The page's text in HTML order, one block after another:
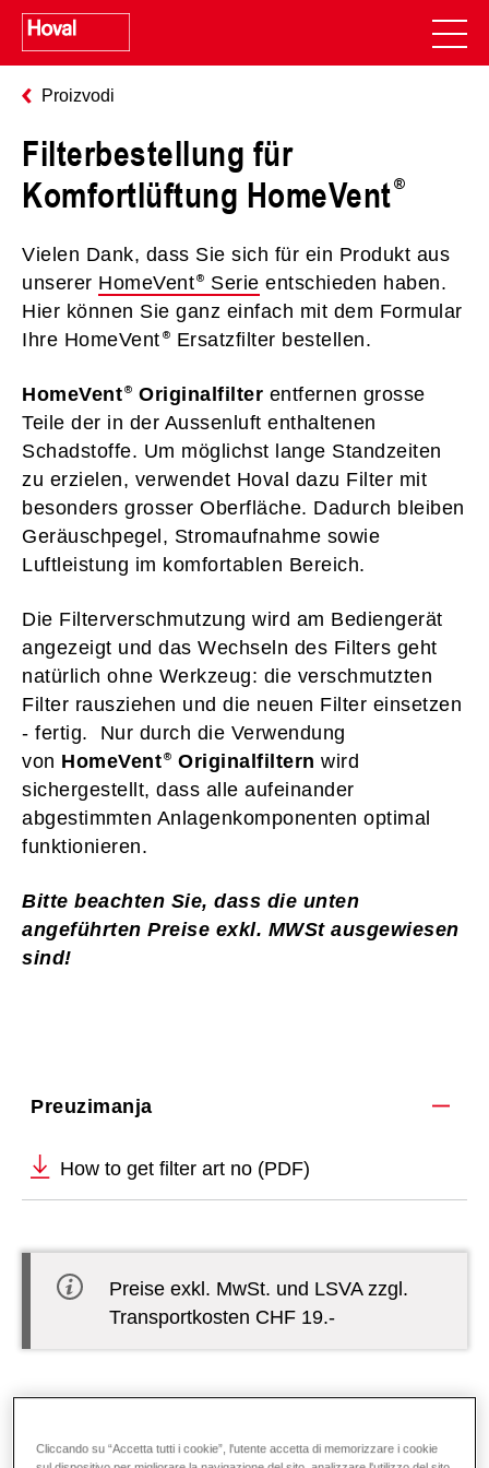
Proizvodi
Filterbestellung für
Komfortlüftung HomeVent
Vielen Dank, dass Sie sich für ein Produkt aus
unserer HomeVent Serie entschieden haben.
Hier können Sie ganz einfach mit dem Formular
Ihre HomeVent
Ersatzfilter bestellen.
HomeVent Originalfilter entfernen grosse
Teile der in der Aussenluft enthaltenen
Schadstoffe. Um möglichst lange Standzeiten
zu erzielen, verwendet Hoval dazu Filter mit
besonders grosser Oberfläche. Dadurch bleiben
Geräuschpegel, Stromaufnahme sowie
Luftleistung im komfortablen Bereich.
Die Filterverschmutzung wird am Bediengerät
angezeigt und das Wechseln des Filters geht
natürlich ohne Werkzeug: die verschmutzten
Filter rausziehen und die neuen Filter einsetzen
- fertig. Nur durch die Verwendung
von HomeVent Originalfiltern wird
sichergestellt, dass alle aufeinander
abgestimmten Anlagenkomponenten optimal
funktionieren.
Bitte beachten Sie, dass die unten
angeführten Preise exkl. MWSt ausgewiesen
sind!
Preuzimanja
How to get filter art no (PDF)
Preise exkl. MwSt. und LSVA zzgl.
Transportkosten CHF 19.-
6038724
Cliccando su “Accetta tutti i cookie”, l'utente accetta di memorizzare i cookie